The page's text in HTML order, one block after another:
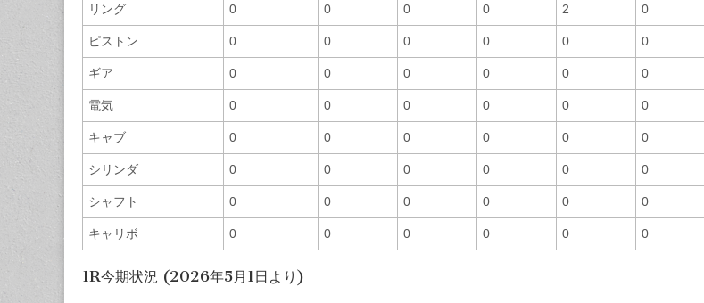
リング 0 0 0 0 2 0
ピストン 0 0 0 0 0 0
ギア 0 0 0 0 0 0
電気 0 0 0 0 0 0
キャブ 0 0 0 0 0 0
シリンダ 0 0 0 0 0 0
シャフト 0 0 0 0 0 0
キャリボ 0 0 0 0 0 0
1R今期状況 (2026年5月1日より)